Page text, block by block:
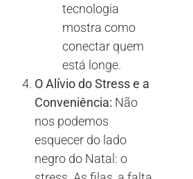
tecnologia
mostra como
conectar quem
está longe.
O Alívio do Stress e a
Conveniência: Não
nos podemos
esquecer do lado
negro do Natal: o